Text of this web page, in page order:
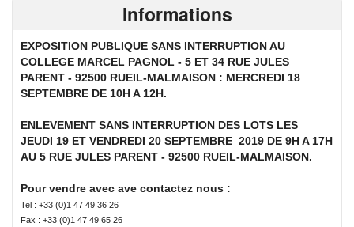
Informations
EXPOSITION PUBLIQUE SANS INTERRUPTION AU
COLLEGE MARCEL PAGNOL - 5 ET 34 RUE JULES
PARENT - 92500 RUEIL-MALMAISON : MERCREDI 18
SEPTEMBRE DE 10H A 12H.
ENLEVEMENT SANS INTERRUPTION DES LOTS LES
JEUDI 19 ET VENDREDI 20 SEPTEMBRE 2019 DE 9H A 17H
AU 5 RUE JULES PARENT - 92500 RUEIL-MALMAISON.
Pour vendre avec ave contactez nous :
Tel : +33 (0)1 47 49 36 26
Fax : +33 (0)1 47 49 65 26